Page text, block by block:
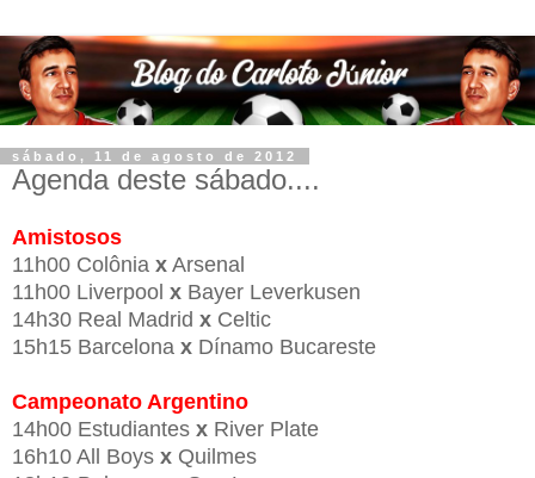
sábado, 11 de agosto de 2012
Agenda deste sábado....
Amistosos
11h00 Colônia x Arsenal
11h00 Liverpool x Bayer Leverkusen
14h30 Real Madrid x Celtic
15h15 Barcelona x Dínamo Bucareste
Campeonato Argentino
14h00 Estudiantes x River Plate
16h10 All Boys x Quilmes